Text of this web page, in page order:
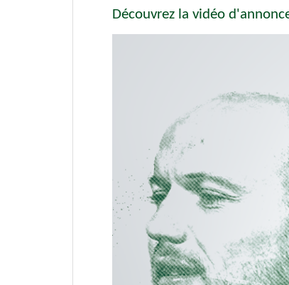
Découvrez la vidéo